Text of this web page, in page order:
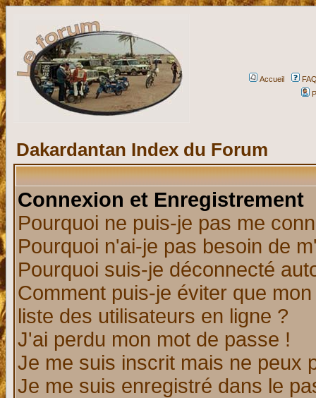
Accueil
Dakardantan Index du Forum
Connexion et Enregistrement
Pourquoi ne puis-je pas me
Pourquoi n'ai-je pas besoin de
Pourquoi suis-je déconnecté
Comment puis-je éviter que
liste des utilisateurs en ligne ?
J'ai perdu mon mot de passe !
Je me suis inscrit mais ne peux
Je me suis enregistré dans le